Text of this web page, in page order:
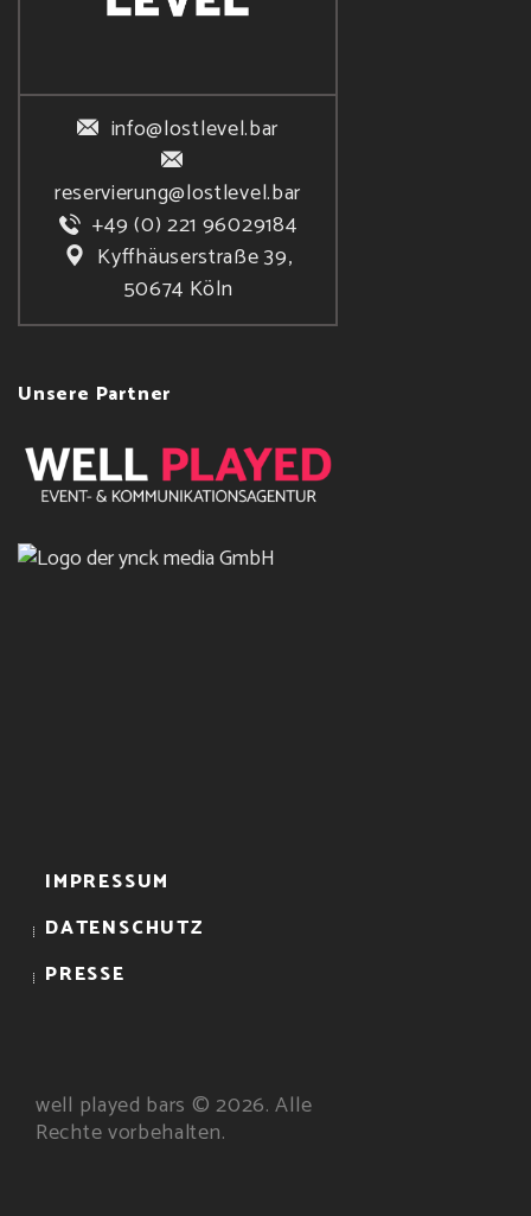
info@lostlevel.bar
reservierung@lostlevel.bar
+49 (0) 221 96029184
Kyffhäuserstraße 39,
50674 Köln
Unsere Partner
IMPRESSUM
DATENSCHUTZ
PRESSE
well played bars © 2026. Alle
Rechte vorbehalten.